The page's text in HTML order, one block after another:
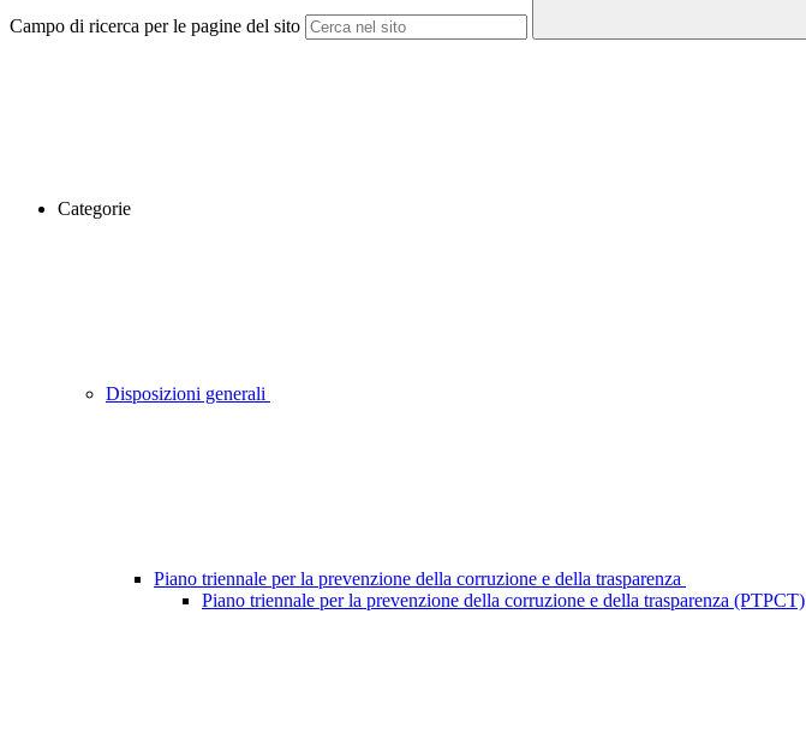
Campo di ricerca per le pagine del sito
Categorie
Disposizioni generali
Piano triennale per la prevenzione della corruzione e della trasparenza
Piano triennale per la prevenzione della corruzione e della trasparenza (PTPCT)